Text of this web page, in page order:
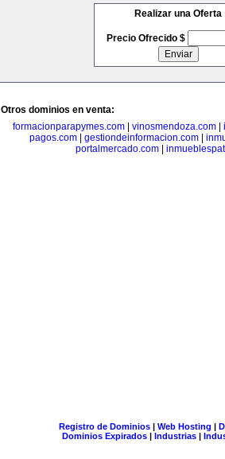
Realizar una Oferta
Precio Ofrecido $
Otros dominios en venta:
formacionparapymes.com| vinosmendoza.com|
pagos.com| gestiondeinformacion.com|
portalmercado.com
Registro de Dominios| Web Hosting |
Dominios Expirados | Industrias |